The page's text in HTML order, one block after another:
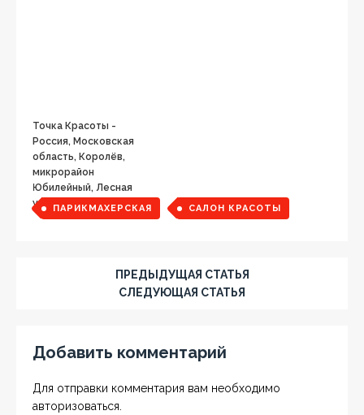
Точка Красоты -
Россия, Московская
область, Королёв,
микрорайон
Юбилейный, Лесная
улица, 12ПАРИКМАХЕРСКАЯ САЛОН КРАСОТЫ
ПРЕДЫДУЩАЯ СТАТЬЯ
СЛЕДУЮЩАЯ СТАТЬЯ
Добавить комментарий
Для отправки комментария вам необходимо
авторизоваться